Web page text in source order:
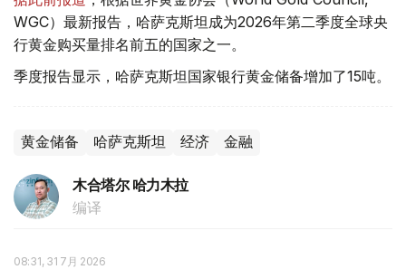
WGC）最新报告，哈萨克斯坦成为2026年第二季度全球央
行黄金购买量排名前五的国家之一。
季度报告显示，哈萨克斯坦国家银行黄金储备增加了15吨。
黄金储备 哈萨克斯坦 经济 金融
木合塔尔 哈力木拉
编译
08:31, 31 7月 2026